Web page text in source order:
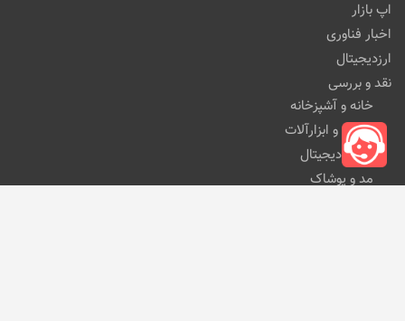
اپ بازار
اخبار فناوری
ارزدیجیتال
نقد و بررسی
خانه و آشپزخانه
خودرو و ابزارآلات
کالای دیجیتال
مد و پوشاک